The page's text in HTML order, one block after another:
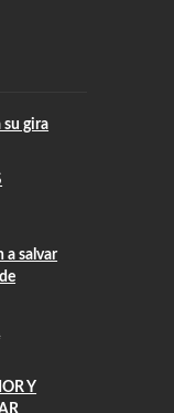
su gira
a salvar
Y